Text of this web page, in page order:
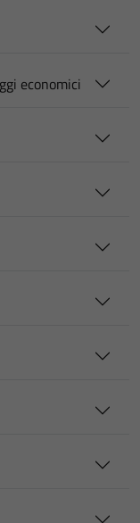
economici